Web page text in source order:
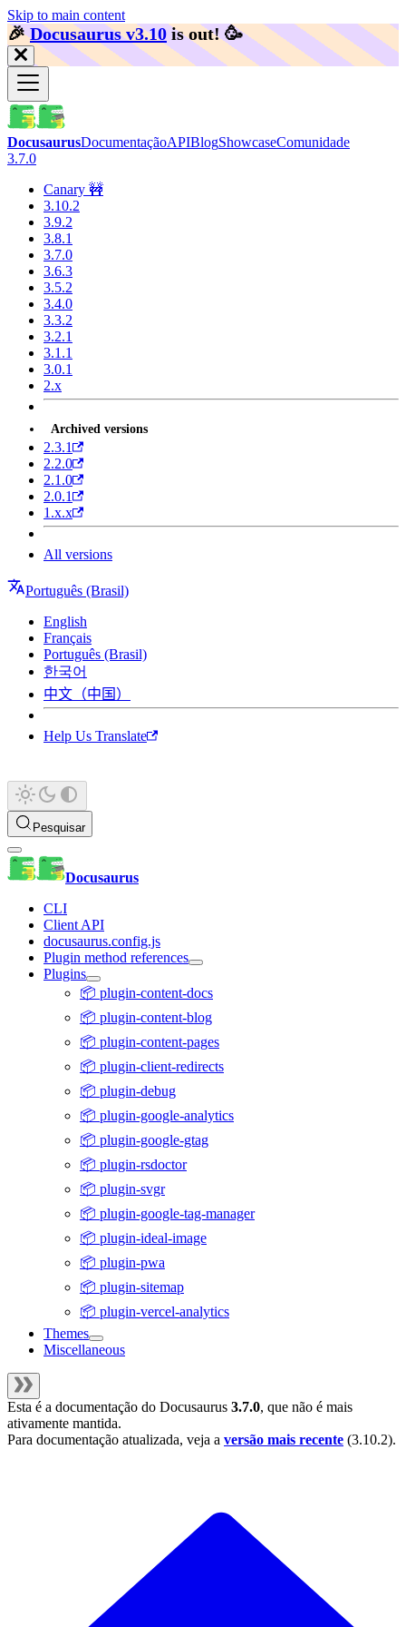
Skip to main content
🎉️Docusaurus v3.10 is out! 🥳️
DocusaurusDocumentaçãoAPIBlogShowcaseComunidade
3.7.0
Canary 🚧
3.10.2
3.9.2
3.8.1
3.7.0
3.6.3
3.5.2
3.4.0
3.3.2
3.2.1
3.1.1
3.0.1
2.x
Archived versions
2.3.1
2.2.0
2.1.0
2.0.1
1.x.x
All versions
Português (Brasil)
English
Français
Português (Brasil)
한국어
中文（中国）
Help Us Translate
Pesquisar
Docusaurus
CLI
Client API
docusaurus.config.js
Plugin method references
Plugins
📦 plugin-content-docs
📦 plugin-content-blog
📦 plugin-content-pages
📦 plugin-client-redirects
📦 plugin-debug
📦 plugin-google-analytics
📦 plugin-google-gtag
📦 plugin-rsdoctor
📦 plugin-svgr
📦 plugin-google-tag-manager
📦 plugin-ideal-image
📦 plugin-pwa
📦 plugin-sitemap
📦 plugin-vercel-analytics
Themes
Miscellaneous
Esta é a documentação do Docusaurus 3.7.0, que não é mais
ativamente mantida.
Para documentação atualizada, veja a versão mais recente (3.10.2).